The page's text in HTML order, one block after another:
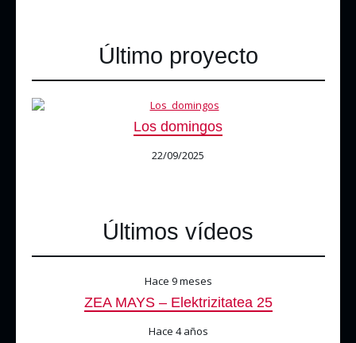
Último proyecto
Los domingos
22/09/2025
Últimos vídeos
Hace 9 meses
ZEA MAYS – Elektrizitatea 25
Hace 4 años